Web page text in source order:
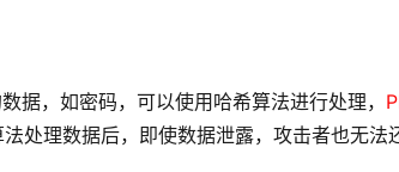
据，如密码，可以使用哈希算法进行处理，
处理数据后，即使数据泄露，攻击者也无法